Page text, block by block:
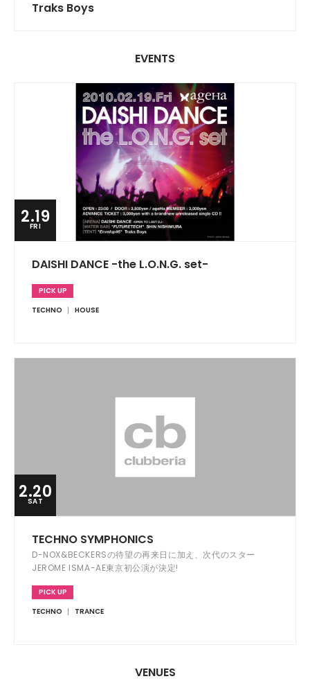
Traks Boys
EVENTS
2.19
FRI
DAISHI DANCE -the L.O.N.G. set-
PICK UP
TECHNO
HOUSE
2.20
SAT
TECHNO SYMPHONICS
D-NOX&BECKERSの待望の再来日に加え、次代のスター
JEROME ISMA-AE東京初公演が決定!
PICK UP
TECHNO
TRANCE
VENUES